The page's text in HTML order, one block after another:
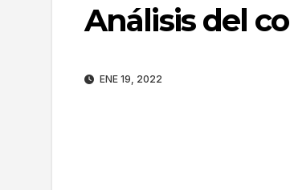
Análisis del
ENE 19, 2022